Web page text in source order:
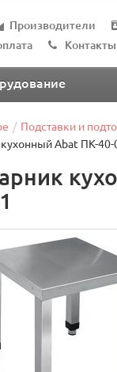
Производители
Контакты
Подставки и
Abat ПК-40-